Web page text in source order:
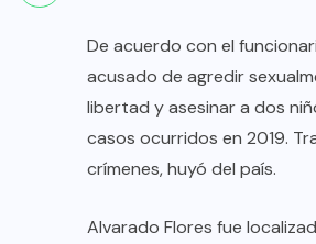
De acuerdo con el
acusado de agredir
libertad y asesinar a dos
casos ocurridos en 2019.
crímenes, huyó del país.
Alvarado Flores fue